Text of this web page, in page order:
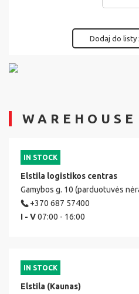
Dodaj do listy
IN STOCK
Elstila logistikos centras
Gamybos g. 10 (parduotuvės
+370 687 57400
I - V07:00 - 16:00
IN STOCK
Elstila (Kaunas)